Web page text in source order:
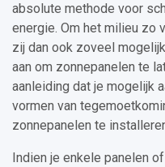
absolute methode voor
energie. Om het milieu zo
zij dan ook zoveel
aan om zonnepanelen te
aanleiding dat je mogelijk
vormen van
zonnepanelen te
Indien je enkele panelen